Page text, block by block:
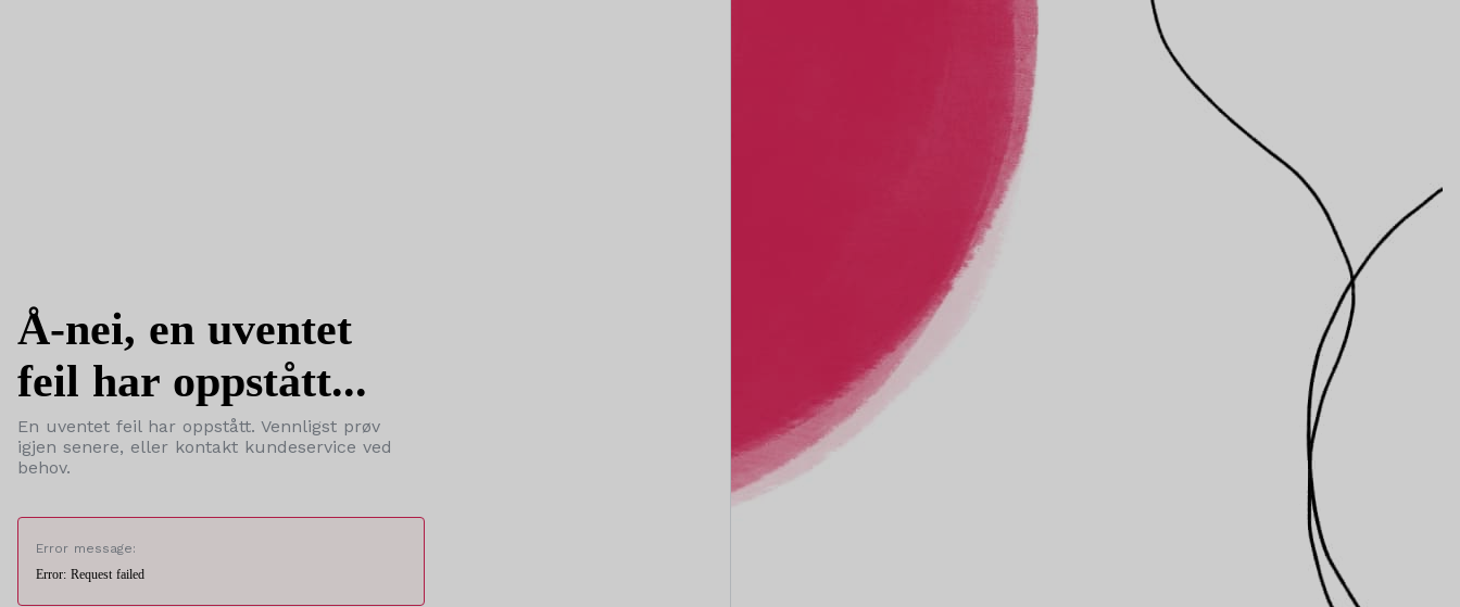
Å-nei, en uventet
feil har oppstått...
En uventet feil har oppstått. Vennligst prøv
igjen senere, eller kontakt kundeservice ved
behov.
Error message:
Error: Request failed